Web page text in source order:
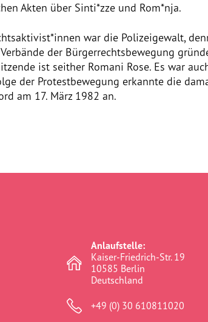
Akten über Sinti*zze und Rom*nja.
war die Polizeigewalt,
der Bürgerrechtsbewegung
ist seither Romani Rose. Es war
der Protestbewegung erkannte die
am 17. März 1982 an.
Anlaufstelle:
Kaiser-Friedrich-Str. 19
10585 Berlin
Deutschland
+49 (0) 30 610811020